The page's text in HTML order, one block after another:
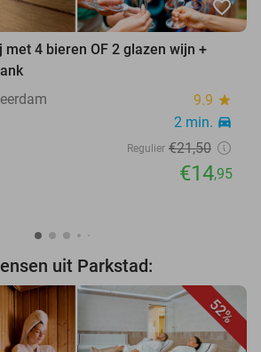
favorite_border
met 4 bieren OF 2 glazen wijn +
9.9 star
2 min. directions_car
Regulier €21,50
€14,95
uit Parkstad:
52%